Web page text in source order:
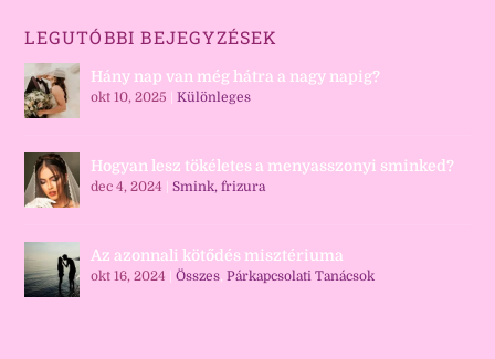
LEGUTÓBBI BEJEGYZÉSEK
Hány nap van még hátra a nagy napig?
okt 10, 2025 |Különleges
Hogyan lesz tökéletes a menyasszonyi sminked?
dec 4, 2024 |Smink, frizura
Az azonnali kötődés misztériuma
okt 16, 2024 |Összes,Párkapcsolati Tanácsok